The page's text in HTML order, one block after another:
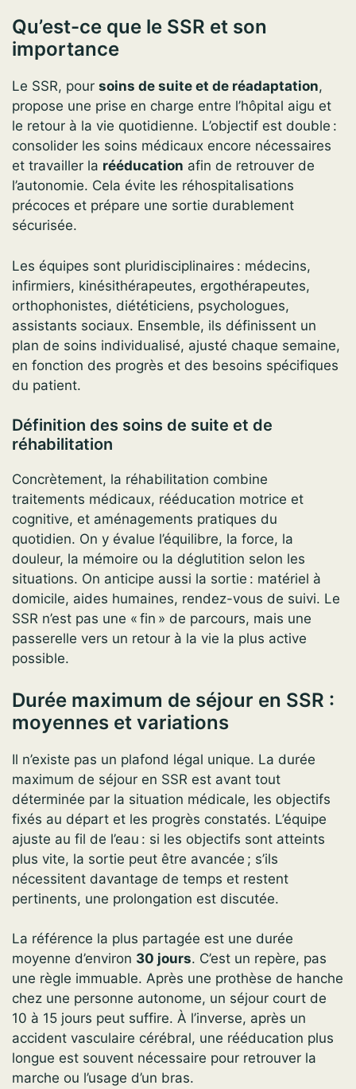
Qu’est-ce que le SSR et son
importance
Le SSR, pour soins de suite et de réadaptation,
propose une prise en charge entre l’hôpital aigu et
le retour à la vie quotidienne. L’objectif est double :
consolider les soins médicaux encore nécessaires
et travailler la rééducation afin de retrouver de
l’autonomie. Cela évite les réhospitalisations
précoces et prépare une sortie durablement
sécurisée.
Les équipes sont pluridisciplinaires : médecins,
infirmiers, kinésithérapeutes, ergothérapeutes,
orthophonistes, diététiciens, psychologues,
assistants sociaux. Ensemble, ils définissent un
plan de soins individualisé, ajusté chaque semaine,
en fonction des progrès et des besoins spécifiques
du patient.
Définition des soins de suite et de
réhabilitation
Concrètement, la réhabilitation combine
traitements médicaux, rééducation motrice et
cognitive, et aménagements pratiques du
quotidien. On y évalue l’équilibre, la force, la
douleur, la mémoire ou la déglutition selon les
situations. On anticipe aussi la sortie : matériel à
domicile, aides humaines, rendez-vous de suivi. Le
SSR n’est pas une « fin » de parcours, mais une
passerelle vers un retour à la vie la plus active
possible.
Durée maximum de séjour en SSR :
moyennes et variations
Il n’existe pas un plafond légal unique. La durée
maximum de séjour en SSR est avant tout
déterminée par la situation médicale, les objectifs
fixés au départ et les progrès constatés. L’équipe
ajuste au fil de l’eau : si les objectifs sont atteints
plus vite, la sortie peut être avancée ; s’ils
nécessitent davantage de temps et restent
pertinents, une prolongation est discutée.
La référence la plus partagée est une durée
moyenne d’environ 30 jours. C’est un repère, pas
une règle immuable. Après une prothèse de hanche
chez une personne autonome, un séjour court de
10 à 15 jours peut suffire. À l’inverse, après un
accident vasculaire cérébral, une rééducation plus
longue est souvent nécessaire pour retrouver la
marche ou l’usage d’un bras.